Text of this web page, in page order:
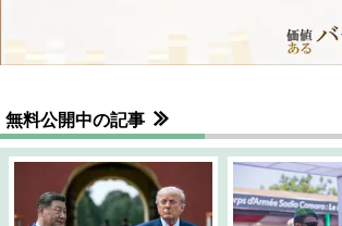
無料公開中の記事